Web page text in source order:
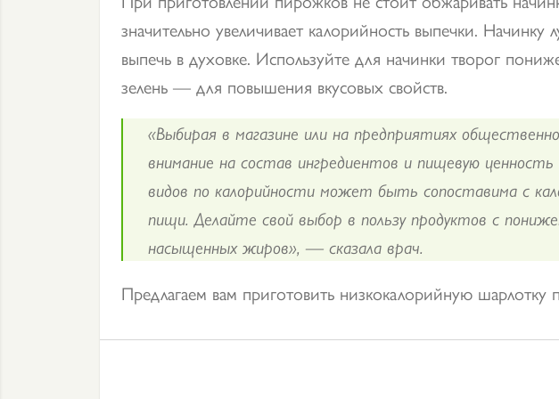
значительно увеличивает калорийность выпечки.
выпечь в духовке. Используйте для начинки творог
зелень — для повышения вкусовых свойств.
«Выбирая в магазине или на предприятиях
внимание на состав ингредиентов и пищевую
видов по калорийности может быть сопоставима с
пищи. Делайте свой выбор в пользу продуктов с
насыщенных жиров», — сказала врач.
Предлагаем вам приготовить низкокалорийную